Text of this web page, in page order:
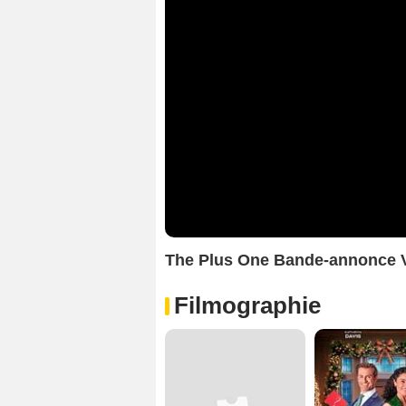
The Plus One Bande-annonce
Filmographie